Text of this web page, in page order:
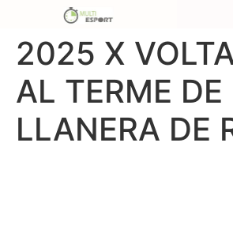
2025 X
AL TERME DE
LLANERA DE